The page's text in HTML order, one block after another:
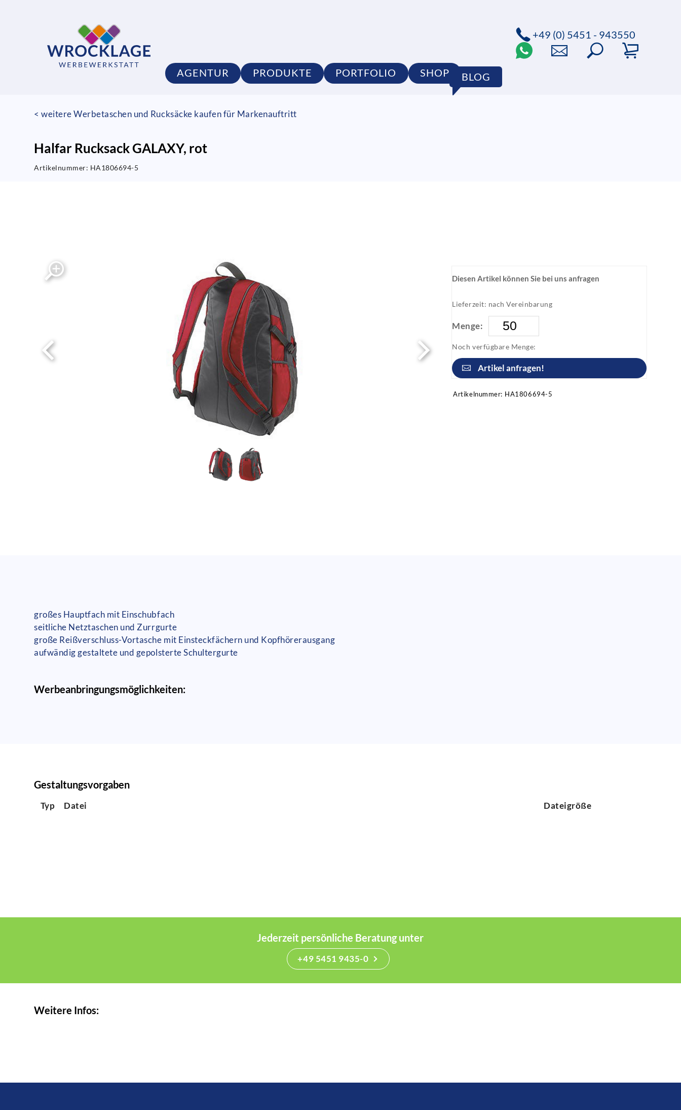
AGENTUR PRODUKTE PORTFOLIO SHOP BLOG
+49 (0) 5451 - 943550
< weitere Werbetaschen und Rucksäcke kaufen für Markenauftritt
Halfar Rucksack GALAXY, rot
Artikelnummer: HA1806694-5
Diesen Artikel können Sie bei uns anfragen
Lieferzeit: nach Vereinbarung
Menge:
Noch verfügbare Menge:
Artikel anfragen!
Artikelnummer: HA1806694-5
großes Hauptfach mit Einschubfach
seitliche Netztaschen und Zurrgurte
große Reißverschluss-Vortasche mit Einsteckfächern und Kopfhörerausgang
aufwändig gestaltete und gepolsterte Schultergurte
Werbeanbringungsmöglichkeiten:
Gestaltungsvorgaben
Typ Datei Dateigröße
Jederzeit persönliche Beratung unter
+49 5451 9435-0
Weitere Infos: